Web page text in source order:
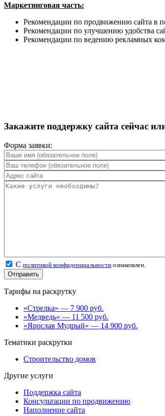
Маркетинговая часть:
Рекомендации по продвижению сайта в
Рекомендации по улучшению удобства
Рекомендации по ведению рекламных
Закажите поддержку сайта сейчас
Форма заявки:
С политикой конфиденциальности ознакомлен.
Тарифы на раскрутку
«Стрелка» — 7 900 руб.
«Медведь» — 11 500 руб.
«Ярослав Мудрый» — 14 900 руб.
Тематики раскрутки
Строительство домов
Другие услуги
Поддержка сайта
Консультации по продвижению
Наполнение сайта